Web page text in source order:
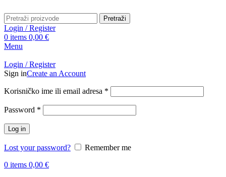
Pretraži
Login / Register
0 items 0,00 €
Menu
Login / Register
Sign inCreate an Account
Korisničko ime ili email adresa *
Password *
Log in
Lost your password?
Remember me
0 items 0,00 €